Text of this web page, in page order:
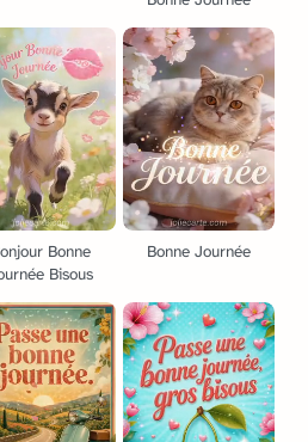
Bonne
Bisous
Bonne Journée